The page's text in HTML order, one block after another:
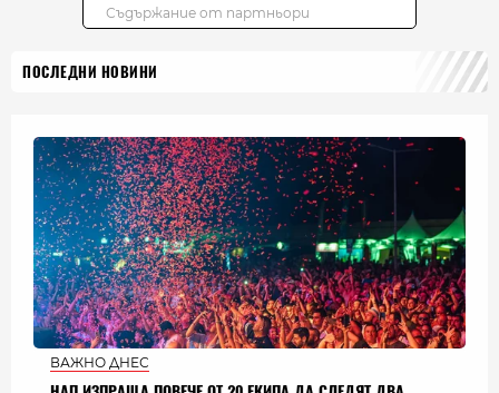
ПОСЛЕДНИ НОВИНИ
ВАЖНО ДНЕС